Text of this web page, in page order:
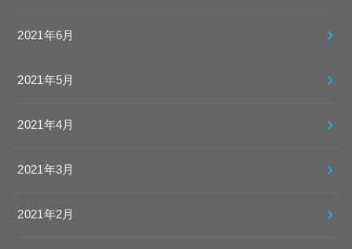
2021年6月
2021年5月
2021年4月
2021年3月
2021年2月